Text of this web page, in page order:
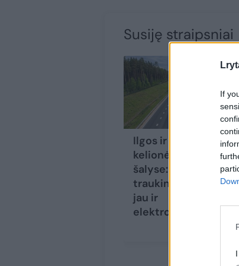
If
Susiję straipsniai
Ilgos ir patogios
kelionės Baltijos
šalyse: lėktuvu,
traukiniu, o gal
jau ir
elektromobiliu?